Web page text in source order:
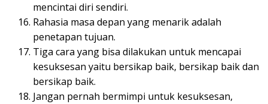
mencintai diri sendiri.
Rahasia masa depan yang menarik adalah
penetapan tujuan.
Tiga cara yang bisa dilakukan untuk mencapai
kesuksesan yaitu bersikap baik, bersikap baik dan
bersikap baik.
Jangan pernah bermimpi untuk kesuksesan,